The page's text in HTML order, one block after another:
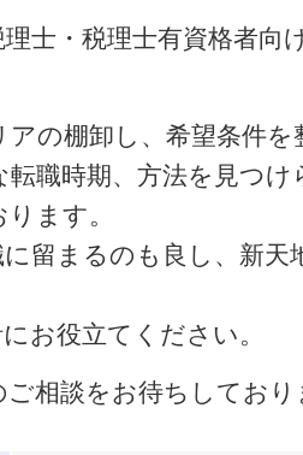
士・税理士有資格者向
アの棚卸し、希望条件
転職時期、方法を見つ
ます。
留まるのも良し、新天
お役立てください。
ご相談をお待ちしており